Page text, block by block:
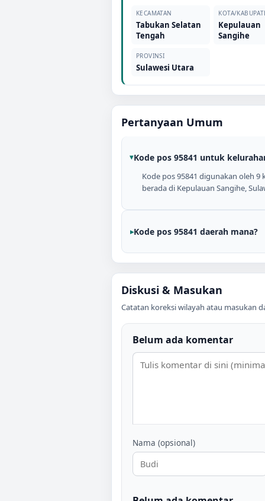
KECAMATAN
Tabukan Selatan
Tengah
KOTA/
Kepulauan
Sangihe
PROVINSI
Sulawesi Utara
Pertanyaan Umum
Kode pos 95841 untuk
Kode pos 95841 digunakan oleh
berada di Kepulauan Sangihe,
Kode pos 95841 daerah mana?
Diskusi & Masukan
Catatan koreksi wilayah atau masukan
Belum ada komentar
Nama (opsional)